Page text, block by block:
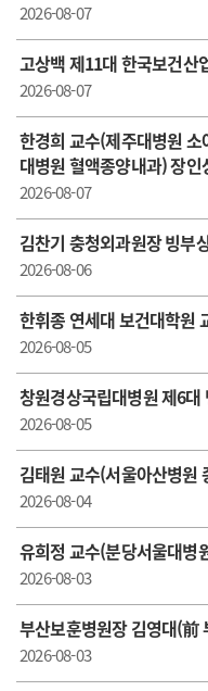
2026-08-07
고상백 제11대 한국보건산
2026-08-07
한경희 교수(제주대병원
대병원 혈액종양내과) 장
2026-08-07
김찬기 충청외과원장 빙부
2026-08-06
한휘종 연세대 보건대학원
2026-08-05
창원경상국립대병원 제6대
2026-08-05
김태원 교수(서울아산병원
2026-08-04
유희정 교수(분당서울대병
2026-08-03
부산보훈병원장 김영대(前
2026-08-03